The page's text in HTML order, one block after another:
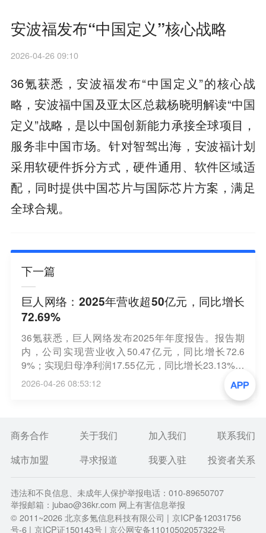
安波福发布“中国定义”核心战略
2026-04-26 09:10
36氪获悉，安波福发布“中国定义”的核心战
略，安波福中国及亚太区总裁杨晓明解读“中国
定义”战略，是以中国创新能力承接全球项目，
服务非中国市场。针对智驾出海，安波福计划
采用软硬件拆分方式，硬件通用、软件区域适
配，同时提供中国芯片与国际芯片方案，满足
全球合规。
下一篇
巨人网络：2025年营收超50亿元，同比增长
72.69%
36氪获悉，巨人网络发布2025年年度报告。报告期
内，公司实现营业收入50.47亿元，同比增长72.6
9%；实现归母净利润17.55亿元，同比增长23.13%；
实现扣非归母净利润21.27亿元，同比增长31.10%。
此外，巨人网络披露了2025年度利润分配预案，拟向
2026-04-26 08:53:12
商务合作 关于我们 加入我们
联系我们
城市加盟
寻求报道 我要入驻 投资者关系
违法和不良信息、未成年人保护举报电话：010-89650707
举报邮箱：jubao@36kr.com 网上有害信息举报
© 2011~2026北京多氪信息科技有限公司 | 京ICP备12031756
号-6 | 京ICP证150143号 | 京公网安备11010502057322号